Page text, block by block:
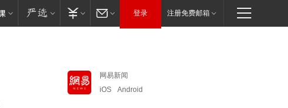
登录 注册免费邮箱
网易新闻
iOS
Android